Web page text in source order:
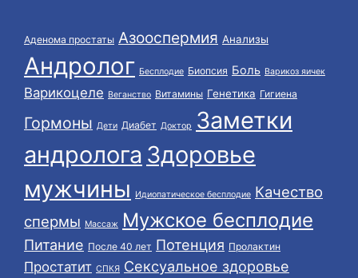
Аденома простаты Азооспермия Анализы
Андролог Бесплодие Биопсия Боль Варикоз яичек
Варикоцеле Веганство Витамины Генетика Гигиена
Гормоны Дети Диабет Доктор
Заметки
андролога Здоровье
мужчины
Идиопатическое бесплодие Качество
спермы Массаж Мужское бесплодие
Питание После 40 лет Потенция Пролактин
Простатит СПКЯ Сексуальное здоровье